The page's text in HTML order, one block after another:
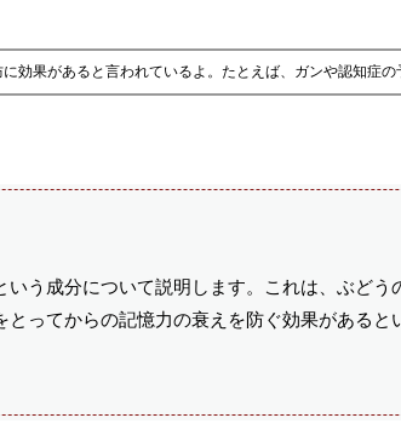
効果があると言われているよ。たとえば、ガンや認知症の
う成分について説明します。これは、ぶど
ってからの記憶力の衰えを防ぐ効果がある